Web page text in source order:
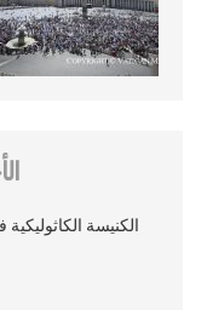
الكنيسة